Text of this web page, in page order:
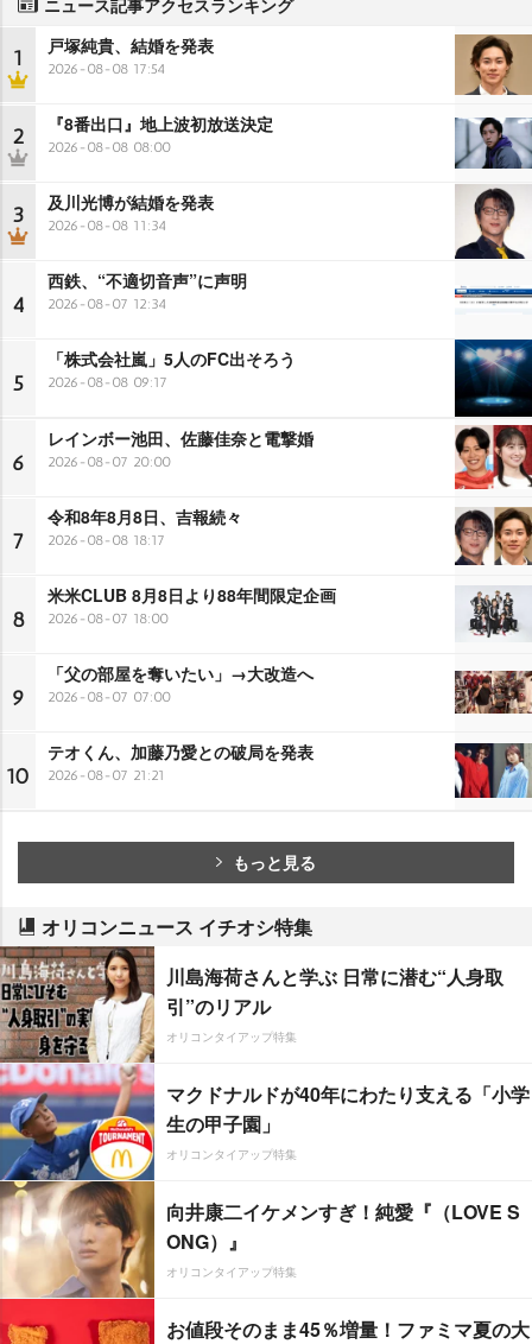
ニュース記事アクセスランキング
1 戸塚純貴、結婚を発表
2026-08-08 17:54
2 『8番出口』地上波初放送決定
2026-08-08 08:00
3 及川光博が結婚を発表
2026-08-08 11:34
4
西鉄、“不適切音声”に声明
2026-08-07 12:34
5
「株式会社嵐」5人のFC出そろう
2026-08-08 09:17
6
レインボー池田、佐藤佳奈と電撃婚
2026-08-07 20:00
7
令和8年8月8日、吉報続々
2026-08-08 18:17
8
米米CLUB 8月8日より88年間限定企画
2026-08-07 18:00
9
「父の部屋を奪いたい」→大改造へ
2026-08-07 07:00
10
テオくん、加藤乃愛との破局を発表
2026-08-07 21:21
もっと見る
オリコンニュース イチオシ特集
川島海荷さんと学ぶ 日常に潜む“人身取
引”のリアル
オリコンタイアップ特集
マクドナルドが40年にわたり支える「小学
生の甲子園」
オリコンタイアップ特集
向井康二イケメンすぎ！純愛『（LOVE S
ONG）』
オリコンタイアップ特集
お値段そのまま45％増量！ファミマ夏の大